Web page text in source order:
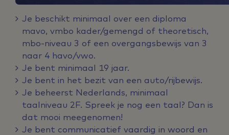
Je beschikt minimaal over een diploma
mavo, vmbo kader/gemengd of theoretisch,
mbo-niveau 3 of een overgangsbewijs van 3
naar 4 havo/vwo.
Je bent minimaal 19 jaar.
Je bent in het bezit van een auto/rijbewijs.
Je beheerst Nederlands, minimaal
taalniveau 2F. Spreek je nog een taal? Dan is
dat mooi meegenomen!
Je bent communicatief vaardig in woord en